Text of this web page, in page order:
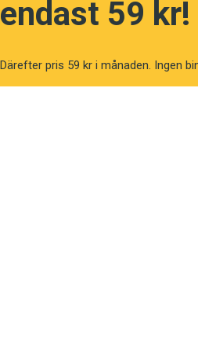
endast 59 kr!
Därefter pris 59 kr i månaden. Ingen